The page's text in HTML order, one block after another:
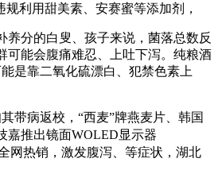
利用甜美素、安赛蜜等添加剂，
分的白叟、孩子来说，菌落总数反
可能会腹痛难忍、上吐下泻。纯粮酒
是靠二氧化硫漂白、犯禁色素上
带病返校，“西麦”牌燕麦片、韩国
嘉推出镜面WOLED显示器
网热销，激发腹泻、等症状，湖北